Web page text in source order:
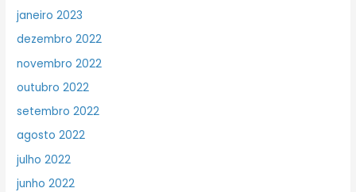
janeiro 2023
dezembro 2022
novembro 2022
outubro 2022
setembro 2022
agosto 2022
julho 2022
junho 2022